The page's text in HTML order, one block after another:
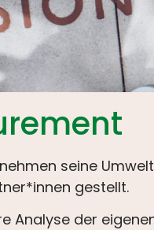
seine
gestellt.
Analyse der